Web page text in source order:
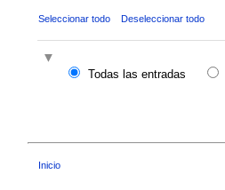
Seleccionar todo Deseleccionar todo
Todas las entradas
Inicio